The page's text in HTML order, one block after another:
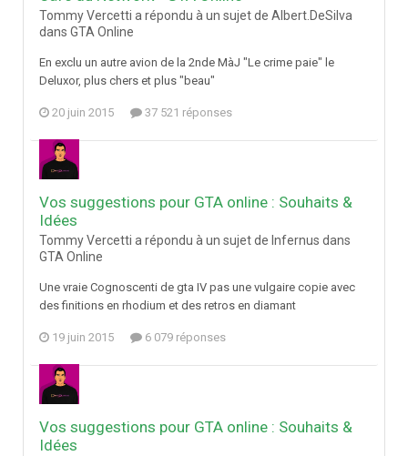
Tommy Vercetti a répondu à un sujet de Albert.DeSilva
dans GTA Online
En exclu un autre avion de la 2nde MàJ "Le crime paie" le
Deluxor, plus chers et plus "beau"
20 juin 2015 37 521 réponses
Vos suggestions pour GTA online : Souhaits &
Idées
Tommy Vercetti a répondu à un sujet de Infernus dans
GTA Online
Une vraie Cognoscenti de gta IV pas une vulgaire copie avec
des finitions en rhodium et des retros en diamant
19 juin 2015 6 079 réponses
Vos suggestions pour GTA online : Souhaits &
Idées